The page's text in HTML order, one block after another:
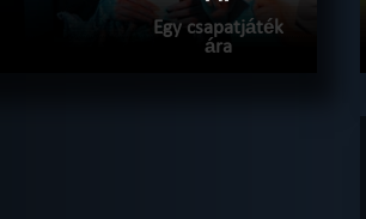
Egy csapatjáték
ára